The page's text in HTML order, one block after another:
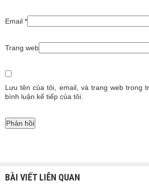
Email *
Trang web
Lưu tên của tôi, email, và trang web trong
bình luận kế tiếp của tôi.
BÀI VIẾT LIÊN QUAN